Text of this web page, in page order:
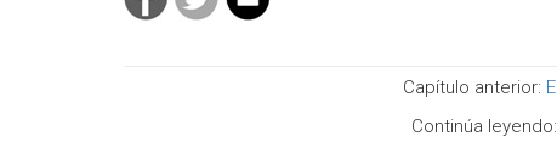
Capítulo anterior:
Continúa leyendo: